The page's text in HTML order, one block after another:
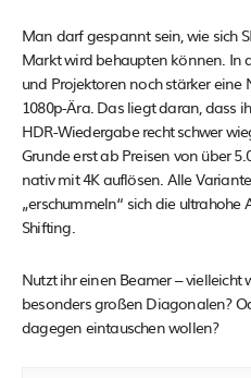
Man darf gespannt sein, wie sich
Markt wird behaupten können. In
und Projektoren noch stärker eine
1080p-Ära. Das liegt daran, dass
HDR-Wiedergabe recht schwer
Grunde erst ab Preisen von über
nativ mit 4K auflösen. Alle
„erschummeln“ sich die ultrahohe
Shifting.
Nutzt ihr einen Beamer – vielleicht
besonders großen Diagonalen?
dagegen eintauschen wollen?